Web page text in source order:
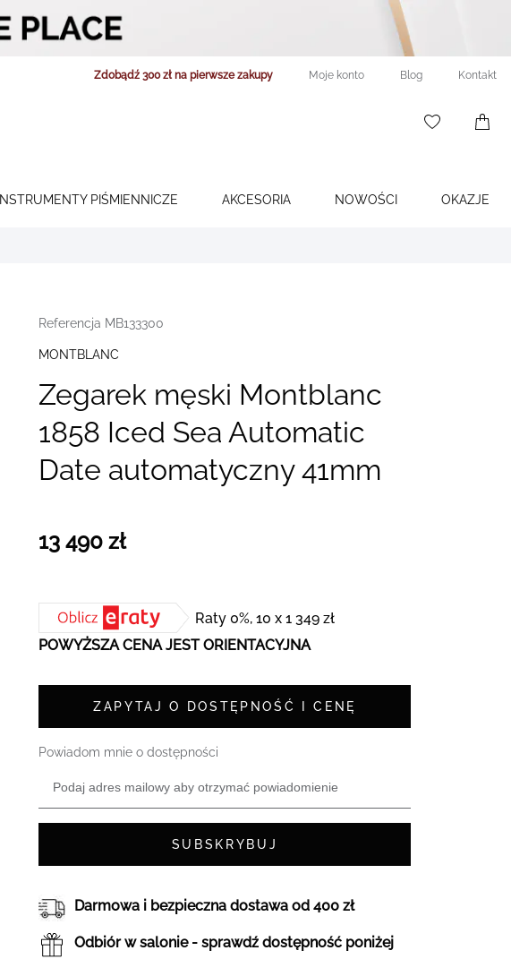
Zdobądź 300 zł na pierwsze zakupy Moje konto Blog Kontakt
INSTRUMENTY PIŚMIENNICZE AKCESORIA NOWOŚCI OKAZJE
Referencja MB133300
MONTBLANC
Zegarek męski Montblanc
1858 Iced Sea Automatic
Date automatyczny 41mm
13 490 zł
Raty 0%, 10 x 1 349 zł
POWYŻSZA CENA JEST ORIENTACYJNA
ZAPYTAJ O DOSTĘPNOŚĆ I CENĘ
Powiadom mnie o dostępności
SUBSKRYBUJ
Darmowa i bezpieczna dostawa od 400 zł
Odbiór w salonie - sprawdź dostępność poniżej